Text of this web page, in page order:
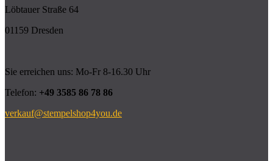
Löbtauer Straße 64
01159 Dresden
Sie erreichen uns: Mo-Fr 8-16.30 Uhr
Telefon: +49 3585 86 78 86
verkauf@stempelshop4you.de